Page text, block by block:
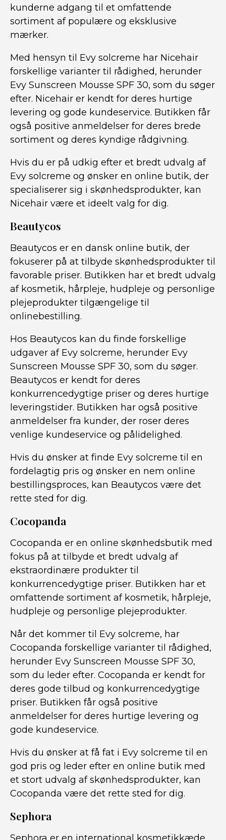
kunderne adgang til et omfattende
sortiment af populære og eksklusive
mærker.
Med hensyn til Evy solcreme har Nicehair
forskellige varianter til rådighed, herunder
Evy Sunscreen Mousse SPF 30, som du søger
efter. Nicehair er kendt for deres hurtige
levering og gode kundeservice. Butikken får
også positive anmeldelser for deres brede
sortiment og deres kyndige rådgivning.
Hvis du er på udkig efter et bredt udvalg af
Evy solcreme og ønsker en online butik, der
specialiserer sig i skønhedsprodukter, kan
Nicehair være et ideelt valg for dig.
Beautycos
Beautycos er en dansk online butik, der
fokuserer på at tilbyde skønhedsprodukter til
favorable priser. Butikken har et bredt udvalg
af kosmetik, hårpleje, hudpleje og personlige
plejeprodukter tilgængelige til
onlinebestilling.
Hos Beautycos kan du finde forskellige
udgaver af Evy solcreme, herunder Evy
Sunscreen Mousse SPF 30, som du søger.
Beautycos er kendt for deres
konkurrencedygtige priser og deres hurtige
leveringstider. Butikken har også positive
anmeldelser fra kunder, der roser deres
venlige kundeservice og pålidelighed.
Hvis du ønsker at finde Evy solcreme til en
fordelagtig pris og ønsker en nem online
bestillingsproces, kan Beautycos være det
rette sted for dig.
Cocopanda
Cocopanda er en online skønhedsbutik med
fokus på at tilbyde et bredt udvalg af
ekstraordinære produkter til
konkurrencedygtige priser. Butikken har et
omfattende sortiment af kosmetik, hårpleje,
hudpleje og personlige plejeprodukter.
Når det kommer til Evy solcreme, har
Cocopanda forskellige varianter til rådighed,
herunder Evy Sunscreen Mousse SPF 30,
som du leder efter. Cocopanda er kendt for
deres gode tilbud og konkurrencedygtige
priser. Butikken får også positive
anmeldelser for deres hurtige levering og
gode kundeservice.
Hvis du ønsker at få fat i Evy solcreme til en
god pris og leder efter en online butik med
et stort udvalg af skønhedsprodukter, kan
Cocopanda være det rette sted for dig.
Sephora